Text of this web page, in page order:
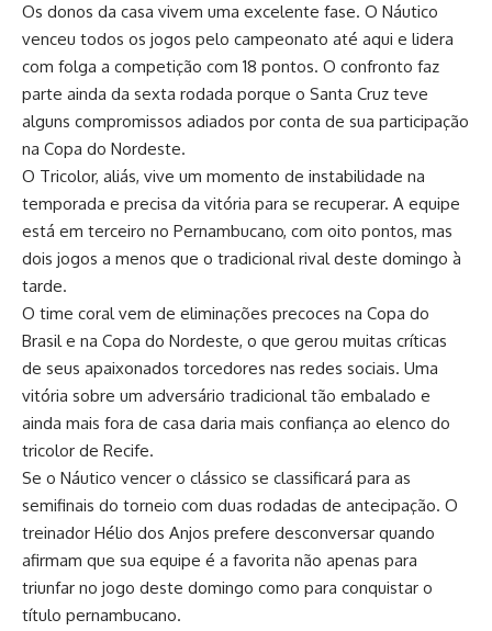
Os donos da casa vivem uma excelente fase. O Náutico
venceu todos os jogos pelo campeonato até aqui e lidera
com folga a competição com 18 pontos. O confronto faz
parte ainda da sexta rodada porque o Santa Cruz teve
alguns compromissos adiados por conta de sua participação
na Copa do Nordeste.
O Tricolor, aliás, vive um momento de instabilidade na
temporada e precisa da vitória para se recuperar. A equipe
está em terceiro no Pernambucano, com oito pontos, mas
dois jogos a menos que o tradicional rival deste domingo à
tarde.
O time coral vem de eliminações precoces na Copa do
Brasil e na Copa do Nordeste, o que gerou muitas críticas
de seus apaixonados torcedores nas redes sociais. Uma
vitória sobre um adversário tradicional tão embalado e
ainda mais fora de casa daria mais confiança ao elenco do
tricolor de Recife.
Se o Náutico vencer o clássico se classificará para as
semifinais do torneio com duas rodadas de antecipação. O
treinador Hélio dos Anjos prefere desconversar quando
afirmam que sua equipe é a favorita não apenas para
triunfar no jogo deste domingo como para conquistar o
título pernambucano.